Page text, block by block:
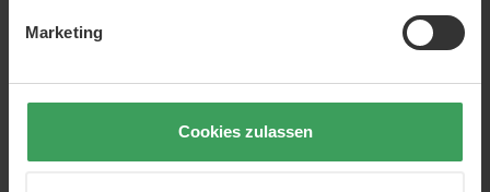
Marketing
Cookies zulassen
Haut unter den Augen, der Nase oder dem Gesicht sein.
und erzielen
Sie wunderschöne Ergebnisse für eine Haut im
Gleichgewicht.